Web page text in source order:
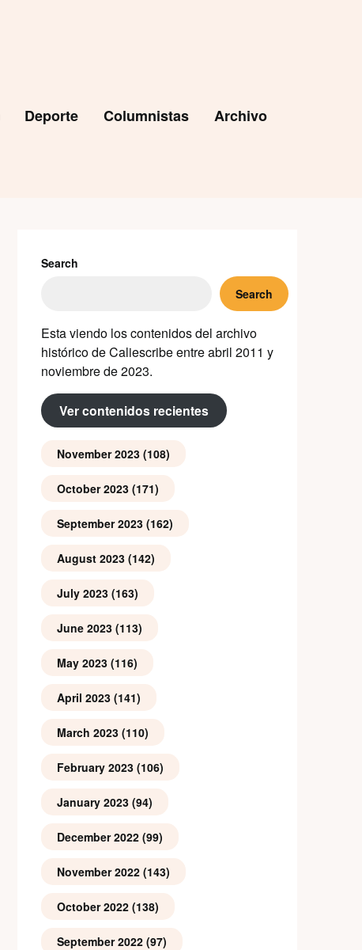
Deporte Columnistas Archivo
Search
Search
Esta viendo los contenidos del archivo
histórico de Caliescribe entre abril 2011 y
noviembre de 2023.
Ver contenidos recientes
November 2023(108)
October 2023(171)
September 2023(162)
August 2023(142)
July 2023(163)
June 2023(113)
May 2023(116)
April 2023(141)
March 2023(110)
February 2023(106)
January 2023(94)
December 2022(99)
November 2022(143)
October 2022(138)
September 2022(97)